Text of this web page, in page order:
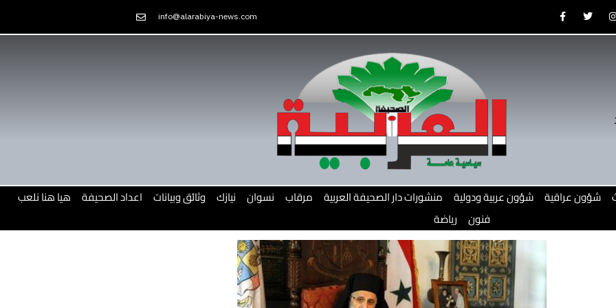
to
info@alarabiya-news.com F
a
e
T
w
t
I
t
شؤون عراقية شؤون عربية ودولية منشورات دار الصحيفة العربية مرقاب نسوان نيازك وثائق وبيانات اعداد الصحيفة هيا هنا نلعب
فنون رياضة